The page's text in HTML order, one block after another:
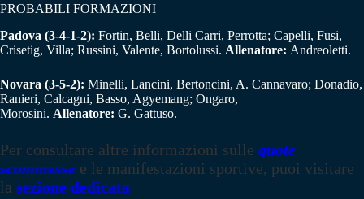
PROBABILI FORMAZIONI
Padova (3-4-1-2): Fortin, Belli, Delli Carri, Perrotta; Capelli, Fusi,
Crisetig, Villa; Russini, Valente, Bortolussi. Allenatore: Andreoletti.
Novara (3-5-2): Minelli, Lancini, Bertoncini, A. Cannavaro; Donadio,
Ranieri, Calcagni, Basso, Agyemang; Ongaro,
Morosini. Allenatore: G. Gattuso.
Per consultare altre informazioni sulle quote
scommesse e le manifestazioni sportive, puoi visitare
la sezione dedicata